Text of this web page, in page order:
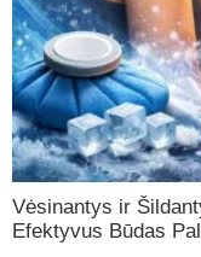
Vėsinantys ir
Efektyvus Būdas